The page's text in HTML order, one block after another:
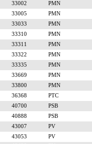
33002
PMN
33005
PMN
33033
PMN
33310
PMN
33311
PMN
33322
PMN
33335
PMN
33669
PMN
33800
PMN
36368
PTC
40700
PSB
40888
PSB
43007
PV
43053
PV